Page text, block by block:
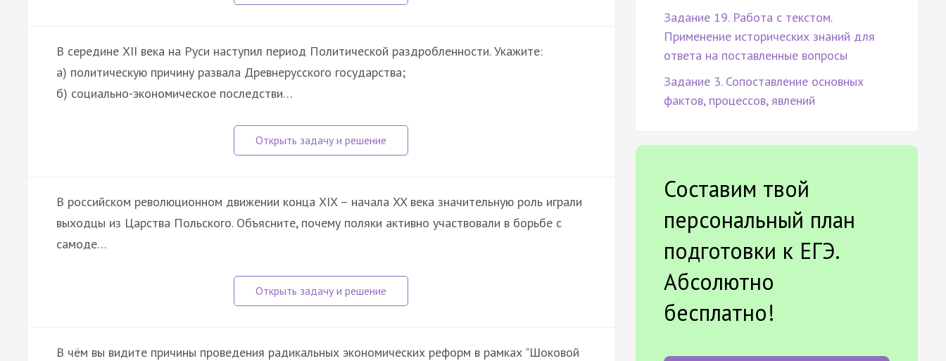
В середине XII века на Руси наступил период Политической раздробленности. Укажите:
а) политическую причину развала Древнерусского государства;
б) социально-экономическое последстви…
В российском революционном движении конца XIX – начала XX века значительную роль играли
выходцы из Царства Польского. Объясните, почему поляки активно участвовали в борьбе с
самоде…
В чём вы видите причины проведения радикальных экономических реформ в рамках "Шоковой
Задание 19. Работа с текстом.
Применение исторических знаний для
ответа на поставленные вопросы
Задание 3. Сопоставление основных
фактов, процессов, явлений
Составим твой
персональный план
подготовки к ЕГЭ.
Абсолютно
бесплатно!